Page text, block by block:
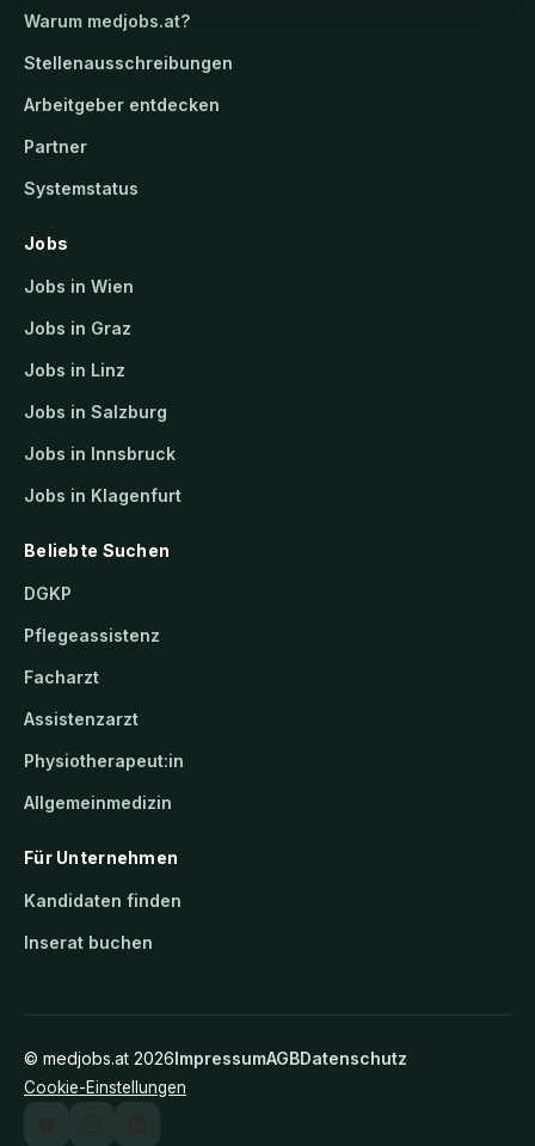
Warum medjobs.at?
Stellenausschreibungen
Arbeitgeber entdecken
Partner
Systemstatus
Jobs
Jobs in Wien
Jobs in Graz
Jobs in Linz
Jobs in Salzburg
Jobs in Innsbruck
Jobs in Klagenfurt
Beliebte Suchen
DGKP
Pflegeassistenz
Facharzt
Assistenzarzt
Physiotherapeut:in
Allgemeinmedizin
Für Unternehmen
Kandidaten finden
Inserat buchen
© medjobs.at 2026ImpressumAGBDatenschutz
Cookie-Einstellungen